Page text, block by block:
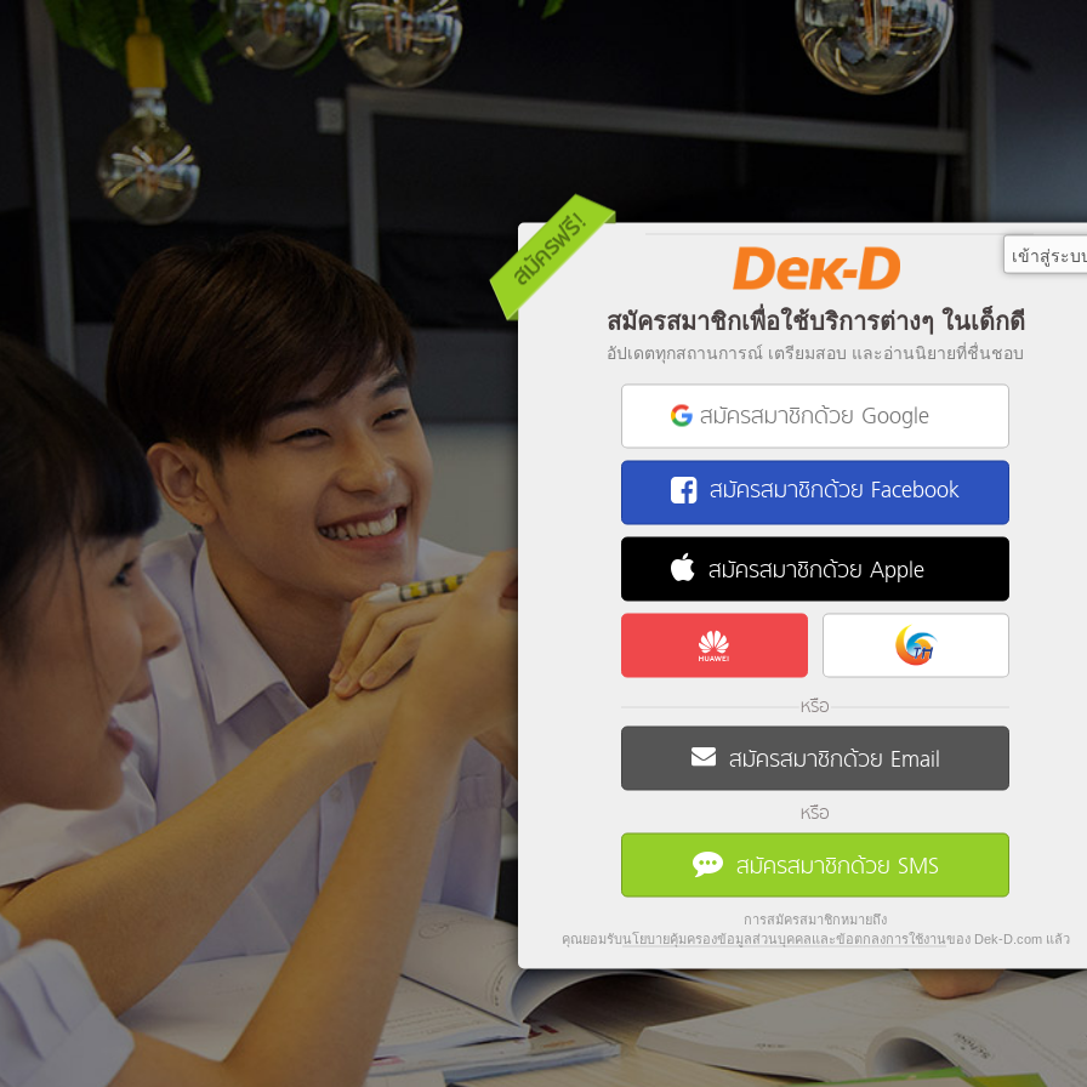
สมัครสมาชิกเพื่อใช้บริการต่างๆ ในเด็กดี
อัปเดตทุกสถานการณ์ เตรียมสอบ และอ่านนิยายที่ชื่นชอบ
สมัครสมาชิกด้วย Google
สมัครสมาชิกด้วย Facebook
สมัครสมาชิกด้วย Apple
หรือ
สมัครสมาชิกด้วย Email
หรือ
สมัครสมาชิกด้วย SMS
การสมัครสมาชิกหมายถึง
คุณยอมรับนโยบายคุ้มครองข้อมูลส่วนบุคคลและข้อตกลงการใช้งานของ Dek-D.com แล้ว
เข้าสู่ระบ